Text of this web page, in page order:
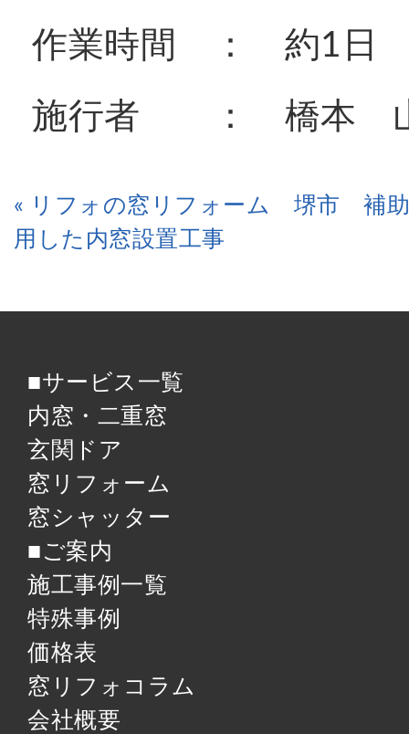
作業時間 ： 約1日
施行者 ： 橋本
« リフォの窓リフォーム 堺市 補
用した内窓設置工事
■サービス一覧
内窓・二重窓
玄関ドア
窓リフォーム
窓シャッター
■ご案内
施工事例一覧
特殊事例
価格表
窓リフォコラム
会社概要